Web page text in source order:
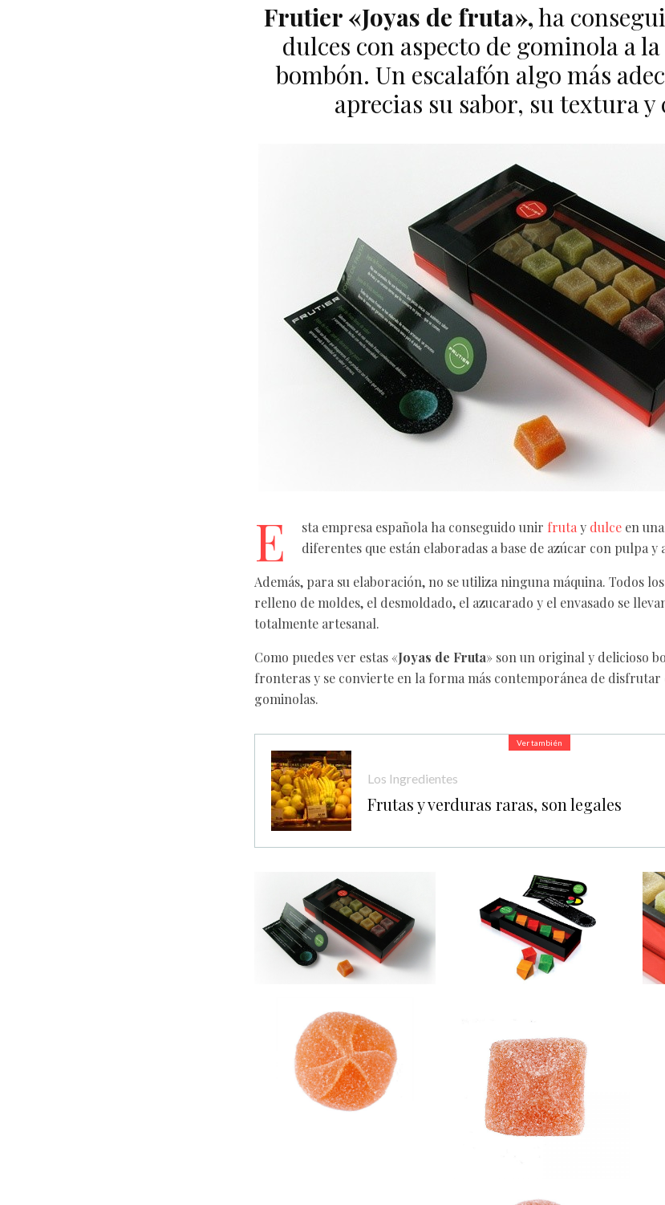
Frutier «Joyas de fruta»,ha
dulces con aspecto de gominola a
bombón. Un escalafón algo más
aprecias su sabor, su textura y
E sta empresa española ha conseguido unir fruta y dulce en
diferentes que están elaboradas a base de azúcar con pulpa
Además, para su elaboración, no se utiliza ninguna máquina. Todos
relleno de moldes, el desmoldado, el azucarado y el envasado se
totalmente artesanal.
Como puedes ver estas «Joyas de Fruta» son un original y delicioso
fronteras y se convierte en la forma más contemporánea de disfrutar
gominolas.
Ver también
Los Ingredientes
Frutas y verduras raras, son legales